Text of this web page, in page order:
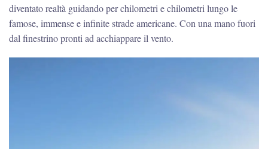
diventato realtà guidando per chilometri e chilometri lungo le
famose, immense e infinite strade americane. Con una mano fuori
dal finestrino pronti ad acchiappare il vento.